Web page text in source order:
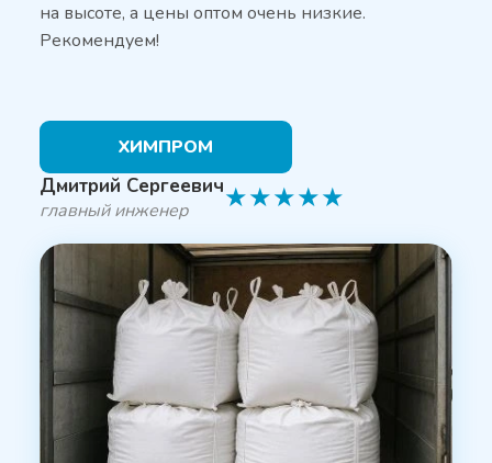
на высоте, а цены оптом очень низкие.
Рекомендуем!
ХИМПРОМ
Дмитрий Сергеевич
главный инженер ★★★★★